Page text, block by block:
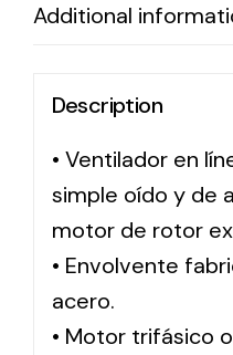
Iluminación
Variedad de
de necesidades.
Additional
Description
• Ventilador en
simple oído y de
motor de rotor
• Envolvente
acero.
• Motor trifásico